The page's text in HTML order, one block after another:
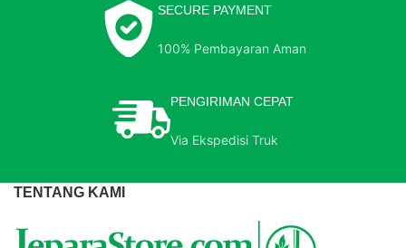
SECURE PAYMENT
100% Pembayaran Aman
PENGIRIMAN CEPAT
Via Ekspedisi Truk
TENTANG KAMI